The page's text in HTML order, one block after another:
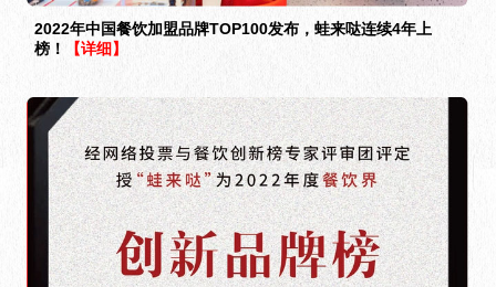
2022年中国餐饮加盟品牌TOP100发布，蛙来哒连续4年上
榜！
【详细】